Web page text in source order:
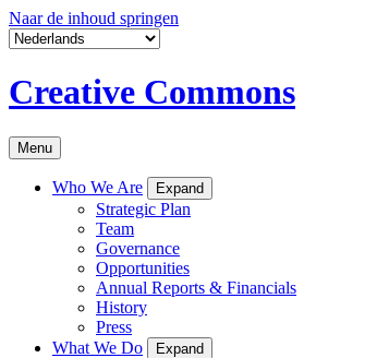
Naar de inhoud springen
Creative Commons
Menu
Who We Are Expand
Strategic Plan
Team
Governance
Opportunities
Annual Reports & Financials
History
Press
What We Do
Expand